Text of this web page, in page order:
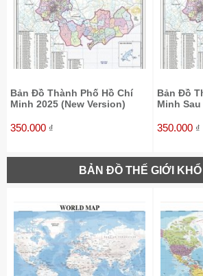
Bản Đồ Thành Phố Hồ Chí
Minh 2025 (New Version)
350.000 ₫
Bản Đồ
Minh
350.000 ₫
BẢN ĐỒ THẾ GIỚI